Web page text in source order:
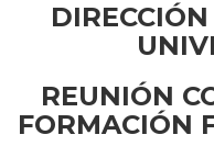
REUNIÓN
FORMACIÓN